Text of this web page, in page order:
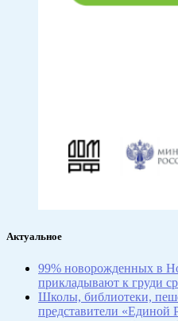
Актуальное
99% новорожденных в
прикладывают к груди
Школы, библиотеки,
представители «Единой